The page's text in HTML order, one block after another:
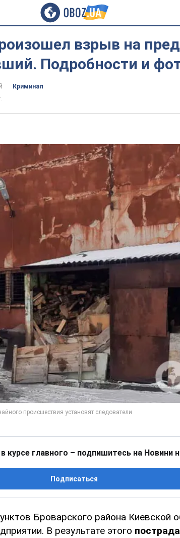
взрыв на
Подробности и
Криминал
курсе главного – подпишитесь на Новини
Подписаться
Броварского района Киевской
В результате этого